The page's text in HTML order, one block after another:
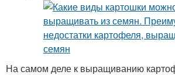
На самом деле к выращиванию